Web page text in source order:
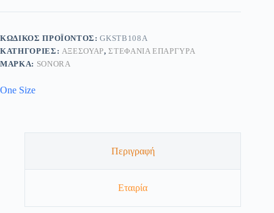
ΚΩΔΙΚΌΣ ΠΡΟΪΌΝΤΟΣ:GKSTB108A
ΚΑΤΗΓΟΡΊΕΣ: ΑΞΕΣΟΥΆΡ,ΣΤΕΦΆΝΙΑ ΕΠΆΡΓΥΡΑ
ΜΆΡΚΑ: SONORA
One Size
Περιγραφή
Εταιρία